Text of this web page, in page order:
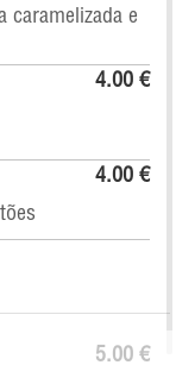
caramelizada e
4.00 €
4.00 €
5.00 €